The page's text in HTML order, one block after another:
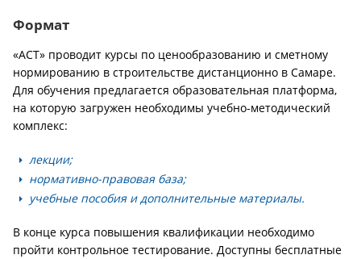
Формат
«АСТ» проводит курсы по ценообразованию и сметному
нормированию в строительстве дистанционно в Самаре.
Для обучения предлагается образовательная платформа,
на которую загружен необходимы учебно-методический
комплекс:
лекции;
нормативно-правовая база;
учебные пособия и дополнительные материалы.
В конце курса повышения квалификации необходимо
пройти контрольное тестирование. Доступны бесплатные